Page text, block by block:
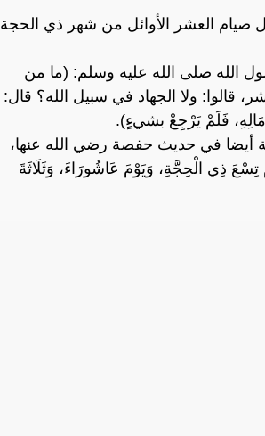
العشر الأوائل من شهر ذي الحجة
الله صلى الله عليه وسلم: (ما من
قالوا: ولا الجهاد في سبيل الله؟ قال:
فَلَمْ يَرْجِعْ بشيءٍ).
أيضا في حديث حفصة رضي الله عنها،
ذِي الْحِجَّةِ، وَيَوْمَ عَاشُورَاءَ، وَثَلَاثَةَ